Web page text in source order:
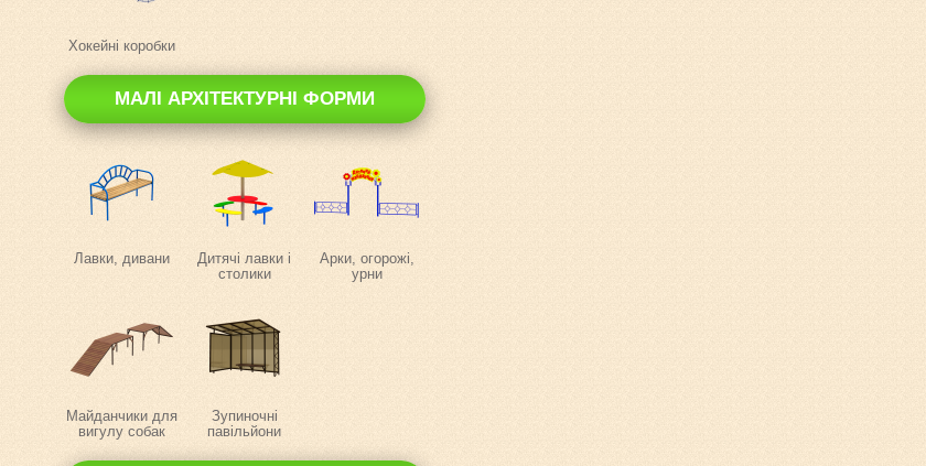
Хокейні коробки
МАЛІ АРХІТЕКТУРНІ ФОРМИ
Лавки, дивани
Дитячі лавки і
столики
Арки, огорожі,
урни
Майданчики для
вигулу собак
Зупиночні
павільйони